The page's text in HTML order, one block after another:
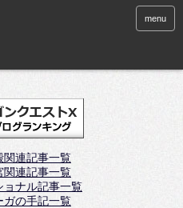
menu
関連記事一覧
関連記事一覧
ョナル記事一覧
ガの手記一覧